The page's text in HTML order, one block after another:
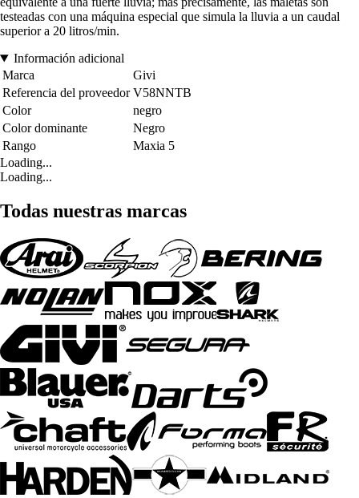
testeadas con una máquina especial que simula la lluvia a un caudal
superior a 20 litros/min.
Información adicional
Marca
Givi
Referencia del proveedor V58NNTB
Color
negro
Color dominante
Negro
Rango
Maxia 5
Loading...
Loading...
Todas nuestras marcas